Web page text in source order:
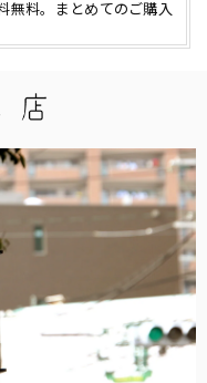
無料。まとめてのご購入